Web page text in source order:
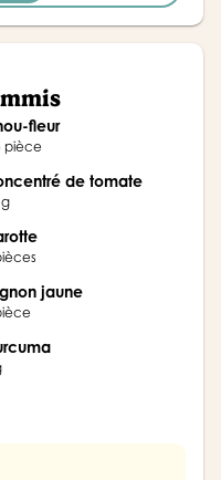
fleur
pièce
de tomate
jaune